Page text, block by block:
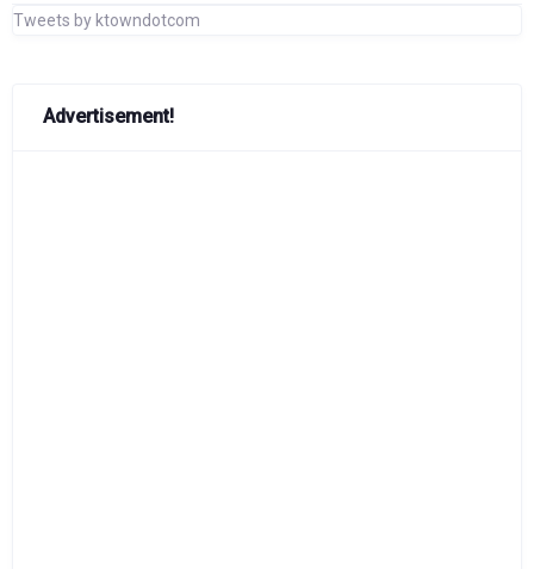
Tweets by ktowndotcom
Advertisement!